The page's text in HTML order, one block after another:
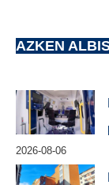
AZKEN
2026-08-06